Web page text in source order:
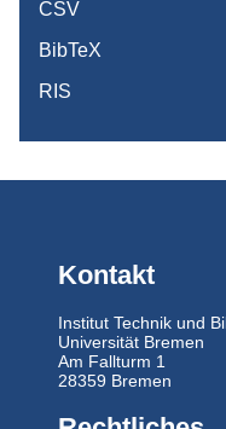
Studium
CSV
BibTeX
RIS
Kontakt
Institut Technik und
Universität Bremen
Am Fallturm 1
28359 Bremen